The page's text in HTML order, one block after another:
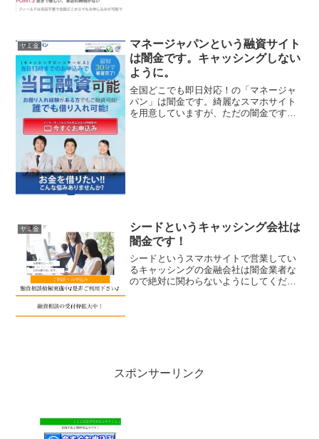
ヤミ金
マネージャパンという融資サイト
は闇金です。キャッシングしない
ように。
全国どこでも即日対応！の「マネージャ
パン」は闇金です。綺麗なスマホサイト
を用意していますが、ただの闇金です。
ヤミ金
シードというキャッシング会社は
闇金です！
シードというスマホサイトで営業してい
るキャッシングの金融会社は闇金業者な
ので絶対に関わらないようにしてくださ
スポンサーリンク